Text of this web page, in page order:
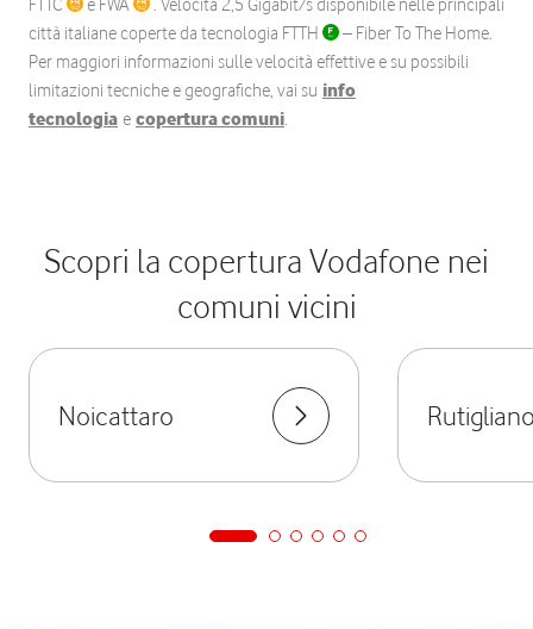
FTTC
e FWA
. Velocità 2,5 Gigabit/s disponibile nelle principali
città italiane coperte da tecnologia FTTH
– Fiber To The Home.
Per maggiori informazioni sulle velocità effettive e su possibili
limitazioni tecniche e geografiche, vai su info
tecnologia e copertura comuni.
Scopri la copertura Vodafone nei
comuni vicini
Noicattaro